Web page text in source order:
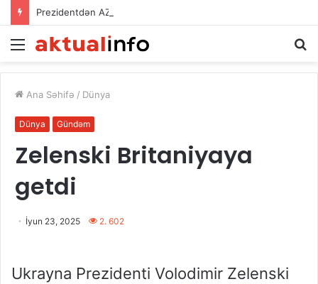
Prezidentdən AZAL-la bağlı FƏRMAN
Menu
Ana Səhifə / Dünya
Dünya Gündəm
Zelenski Britaniyaya
getdi
İyun 23, 2025 2. 602
Ukrayna Prezidenti Volodimir Zelenski